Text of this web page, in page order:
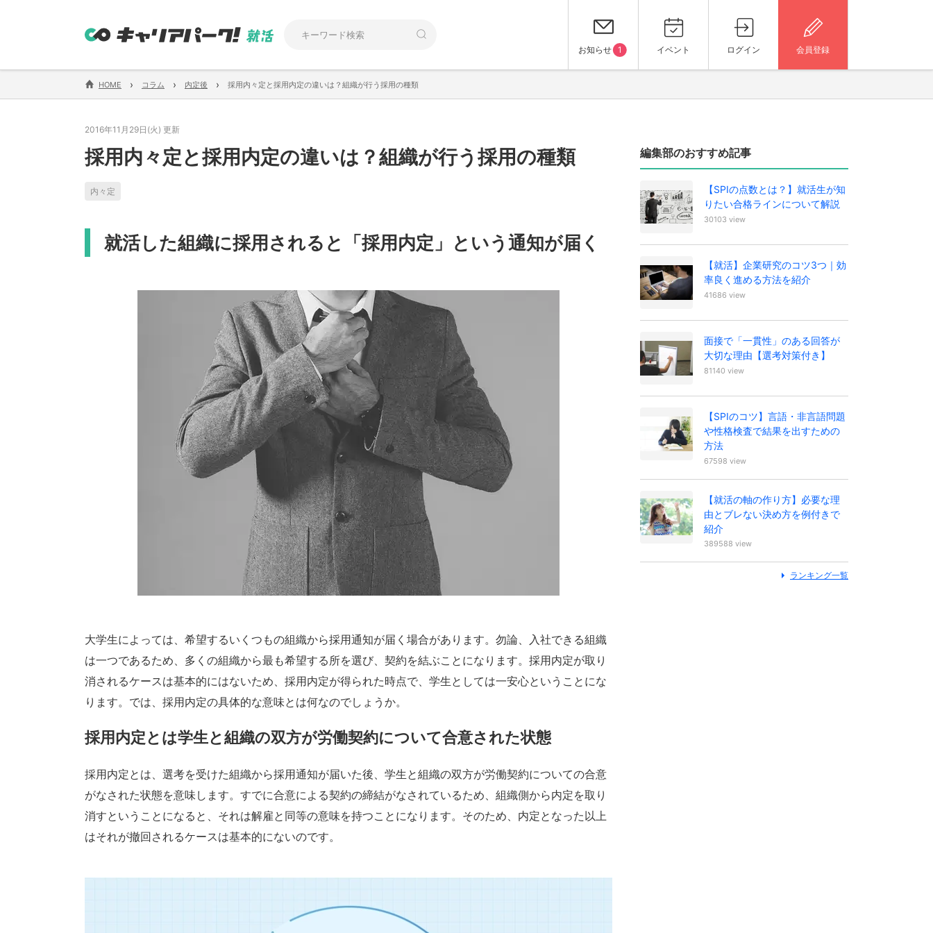
お知らせ 1 イベント ログイン 会員登録
HOME › コラム › 内定後 › 採用内々定と採用内定の違いは？組織が行う採用の種類
2016年11月29日(火) 更新
採用内々定と採用内定の違いは？組織が行う採用の種類
内々定
就活した組織に採用されると「採用内定」という通知が届く
大学生によっては、希望するいくつもの組織から採用通知が届く場合があります。勿論、入社できる組織
は一つであるため、多くの組織から最も希望する所を選び、契約を結ぶことになります。採用内定が取り
消されるケースは基本的にはないため、採用内定が得られた時点で、学生としては一安心ということにな
ります。では、採用内定の具体的な意味とは何なのでしょうか。
採用内定とは学生と組織の双方が労働契約について合意された状態
採用内定とは、選考を受けた組織から採用通知が届いた後、学生と組織の双方が労働契約についての合意
がなされた状態を意味します。すでに合意による契約の締結がなされているため、組織側から内定を取り
消すということになると、それは解雇と同等の意味を持つことになります。そのため、内定となった以上
はそれが撤回されるケースは基本的にないのです。
編集部のおすすめ記事
【SPIの点数とは？】就活生が知
りたい合格ラインについて解説
30103 view
【就活】企業研究のコツ3つ｜効
率良く進める方法を紹介
41686 view
面接で「一貫性」のある回答が
大切な理由【選考対策付き】
81140 view
【SPIのコツ】言語・非言語問題
や性格検査で結果を出すための
方法
67598 view
【就活の軸の作り方】必要な理
由とブレない決め方を例付きで
紹介
389588 view
ランキング一覧